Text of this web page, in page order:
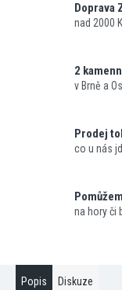
Doprava
nad 2000
2
v Brně a
Prodej
co u nás
na hory či
Popis Diskuze